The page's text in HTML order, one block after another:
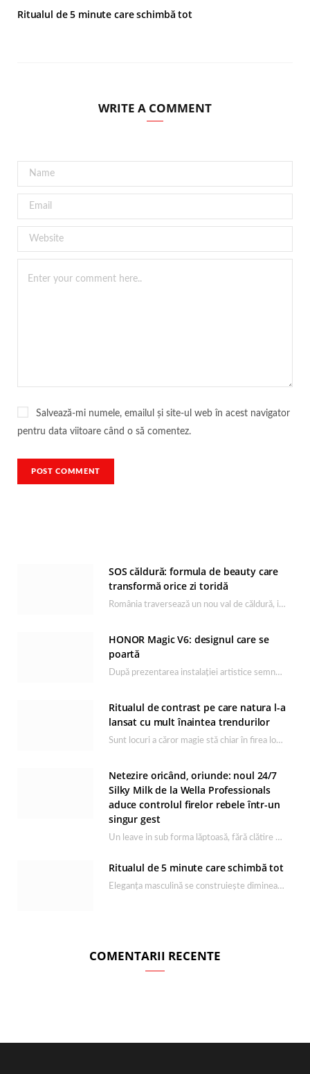
Ritualul de 5 minute care schimbă tot
WRITE A COMMENT
Salvează-mi numele, emailul și site-ul web în acest navigator
pentru data viitoare când o să comentez.
SOS căldură: formula de beauty care
transformă orice zi toridă
România traversează un nou val de căldură, iar rutina de îngrijire capătă un rol esențial…
HONOR Magic V6: designul care se
poartă
După prezentarea instalației artistice semnată de Catrinel Săbăciag în cadrul evenimentului de lansare HONOR Magic…
Ritualul de contrast pe care natura l-a
lansat cu mult înaintea trendurilor
Sunt locuri a căror magie stă chiar în firea lor naturală, iar Lacul Ursu din…
Netezire oricând, oriunde: noul 24/7
Silky Milk de la Wella Professionals
aduce controlul firelor rebele într-un
singur gest
Un leave in sub forma lăptoasă, fără clătire care completează rutina Ultimate Smooth și transformă…
Ritualul de 5 minute care schimbă tot
Eleganța masculină se construiește dimineața, în câteva minute și cu produsele potrivite. O rutină de…
COMENTARII RECENTE